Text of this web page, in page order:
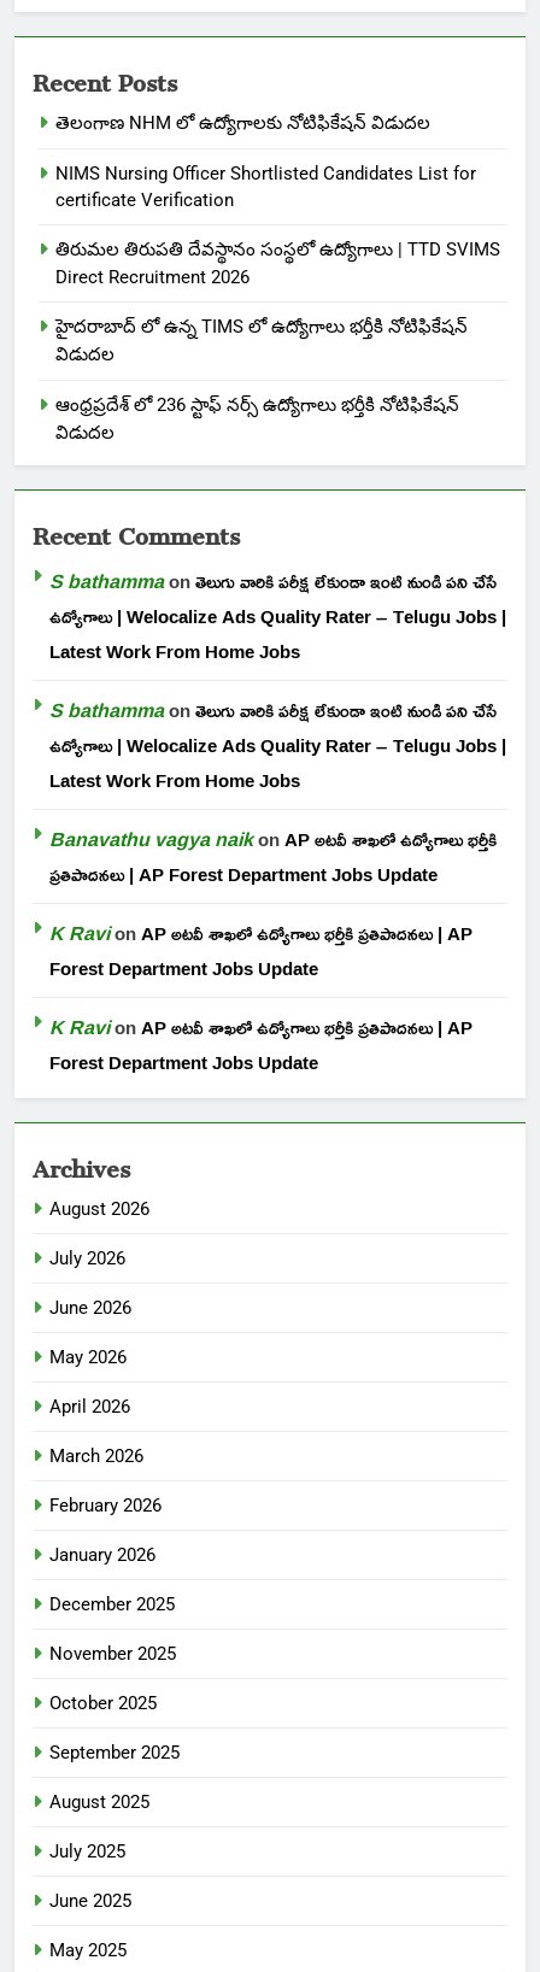
Recent Posts
తెలంగాణ NHM లో ఉద్యోగాలకు నోటిఫికేషన్ విడుదల
NIMS Nursing Officer Shortlisted Candidates List for
certificate Verification
తిరుమల తిరుపతి దేవస్థానం సంస్థలో ఉద్యోగాలు | TTD SVIMS
Direct Recruitment 2026
హైదరాబాద్ లో ఉన్న TIMS లో ఉద్యోగాలు భర్తీకి నోటిఫికేషన్
విడుదల
ఆంధ్రప్రదేశ్ లో 236 స్టాఫ్ నర్స్ ఉద్యోగాలు భర్తీకి నోటిఫికేషన్
విడుదల
Recent Comments
S bathammaonతెలుగు వారికి పరీక్ష లేకుండా ఇంటి నుండి పని చేసే
ఉద్యోగాలు | Welocalize Ads Quality Rater – Telugu Jobs |
Latest Work From Home Jobs
S bathammaonతెలుగు వారికి పరీక్ష లేకుండా ఇంటి నుండి పని చేసే
ఉద్యోగాలు | Welocalize Ads Quality Rater – Telugu Jobs |
Latest Work From Home Jobs
Banavathu vagya naikonAP అటవీ శాఖలో ఉద్యోగాలు భర్తీకి
ప్రతిపాదనలు | AP Forest Department Jobs Update
K RavionAP అటవీ శాఖలో ఉద్యోగాలు భర్తీకి ప్రతిపాదనలు | AP
Forest Department Jobs Update
K RavionAP అటవీ శాఖలో ఉద్యోగాలు భర్తీకి ప్రతిపాదనలు | AP
Forest Department Jobs Update
Archives
August 2026
July 2026
June 2026
May 2026
April 2026
March 2026
February 2026
January 2026
December 2025
November 2025
October 2025
September 2025
August 2025
July 2025
June 2025
May 2025